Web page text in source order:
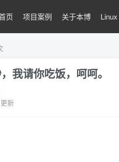
页 项目案例 关于本博 Linux
我请你吃饭，呵呵。
新